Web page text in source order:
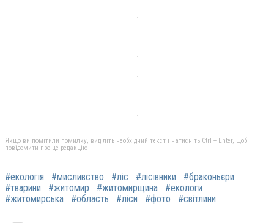
Якщо ви помітили помилку, виділіть необхідний текст і натисніть Ctrl + Enter, щоб
повідомити про це редакцію
#екологія #мисливство #ліс #лісівники
#браконьєри
#тварини
#житомир #житомирщина
#екологи
#житомирська
#область #ліси #фото #світлини